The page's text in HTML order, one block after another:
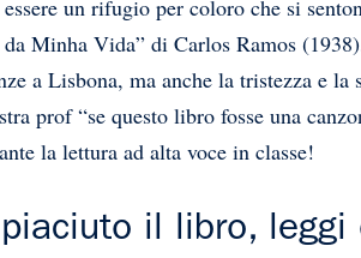
un rifugio per coloro che si
da Minha Vida” di Carlos Ramos
a Lisbona, ma anche la tristezza e
prof “se questo libro fosse una
la lettura ad alta voce in classe!
il libro, leggi